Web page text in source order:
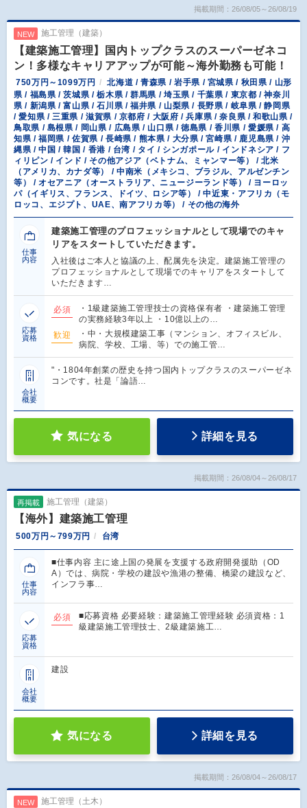
掲載期間：26/08/05～26/08/19
NEW 施工管理（建築）
【建築施工管理】国内トップクラスのスーパーゼネコ
ン！多様なキャリアアップが可能～海外勤務も可能！
750万円～1099万円
北海道 / 青森県 / 岩手県 / 宮城県 / 秋田県 / 山形
県 / 福島県 / 茨城県 / 栃木県 / 群馬県 / 埼玉県 / 千葉県 / 東京都 / 神奈川
県 / 新潟県 / 富山県 / 石川県 / 福井県 / 山梨県 / 長野県 / 岐阜県 / 静岡県
/ 愛知県 / 三重県 / 滋賀県 / 京都府 / 大阪府 / 兵庫県 / 奈良県 / 和歌山県 /
鳥取県 / 島根県 / 岡山県 / 広島県 / 山口県 / 徳島県 / 香川県 / 愛媛県 / 高
知県 / 福岡県 / 佐賀県 / 長崎県 / 熊本県 / 大分県 / 宮崎県 / 鹿児島県 / 沖
縄県 / 中国 / 韓国 / 香港 / 台湾 / タイ / シンガポール / インドネシア / フ
ィリピン / インド / その他アジア（ベトナム、ミャンマー等） / 北米
（アメリカ、カナダ等） / 中南米（メキシコ、ブラジル、アルゼンチン
等） / オセアニア（オーストラリア、ニュージーランド等） / ヨーロッ
パ（イギリス、フランス、ドイツ、ロシア等） / 中近東・アフリカ（モ
ロッコ、エジプト、UAE、南アフリカ等） / その他の海外
仕事
内容
建築施工管理のプロフェッショナルとして現場でのキャ
リアをスタートしていただきます。
入社後はご本人と協議の上、配属先を決定。建築施工管理の
プロフェッショナルとして現場でのキャリアをスタートして
いただきます…
応募
資格
必須
・1級建築施工管理技士の資格保有者 ・建築施工管理
の実務経験3年以上 ・10億以上の…
歓迎
・中・大規模建築工事（マンション、オフィスビル、
病院、学校、工場、等）での施工管…
会社
概要
"・1804年創業の歴史を持つ国内トップクラスのスーパーゼネ
コンです。社是「論語…
気になる 詳細を見る
掲載期間：26/08/04～26/08/17
再掲載 施工管理（建築）
【海外】建築施工管理
500万円～799万円 台湾
仕事
内容
■仕事内容 主に途上国の発展を支援する政府開発援助（OD
A）では、病院・学校の建設や漁港の整備、橋梁の建設など、
インフラ事…
応募
資格
必須
■応募資格 必要経験：建築施工管理経験 必須資格：1
級建築施工管理技士、2級建築施工…
会社
概要
建設
気になる 詳細を見る
掲載期間：26/08/04～26/08/17
NEW 施工管理（土木）